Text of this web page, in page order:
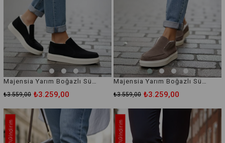
₺3.259,00
₺3.559,00 ₺3.259,00
₺3.559,00
%9
İndirim
%9
İndirim